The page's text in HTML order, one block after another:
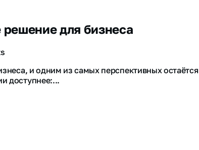
решение для бизнеса
и одним из самых перспективных
доступнее:...